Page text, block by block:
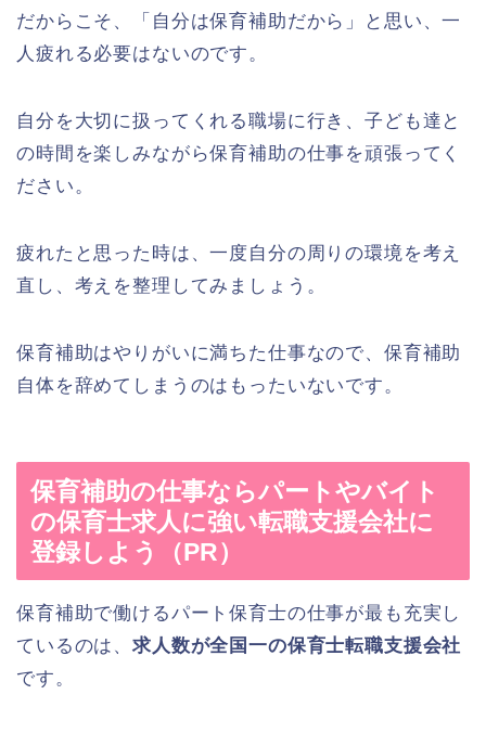
だからこそ、「自分は保育補助だから」と思い、一
人疲れる必要はないのです。
自分を大切に扱ってくれる職場に行き、子ども達と
の時間を楽しみながら保育補助の仕事を頑張ってく
ださい。
疲れたと思った時は、一度自分の周りの環境を考え
直し、考えを整理してみましょう。
保育補助はやりがいに満ちた仕事なので、保育補助
自体を辞めてしまうのはもったいないです。
保育補助の仕事ならパートやバイト
の保育士求人に強い転職支援会社に
登録しよう（PR）
保育補助で働けるパート保育士の仕事が最も充実し
ているのは、求人数が全国一の保育士転職支援会社
です。